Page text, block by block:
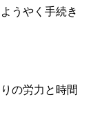
うやく手続き
の労力と時間